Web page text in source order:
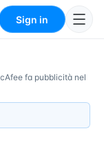
Sign in
fa pubblicità nel